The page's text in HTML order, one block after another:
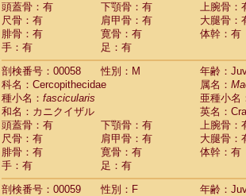
頭蓋骨：有
下顎骨：有
上腕骨：
尺骨：有
肩甲骨：有
大腿骨：
腓骨：有
寛骨：有
体幹：有
手：有
足：有
剖検番号：00058
性別：M
年齢：
科名：Cercopithecidae
属名：
種小名： fascicularis
亜種小名
和名：カニクイザル
英名：
頭蓋骨：有
下顎骨：有
上腕骨：
尺骨：有
肩甲骨：有
大腿骨：
腓骨：有
寛骨：有
体幹：有
手：有
足：有
剖検番号：00059
性別：F
年齢：